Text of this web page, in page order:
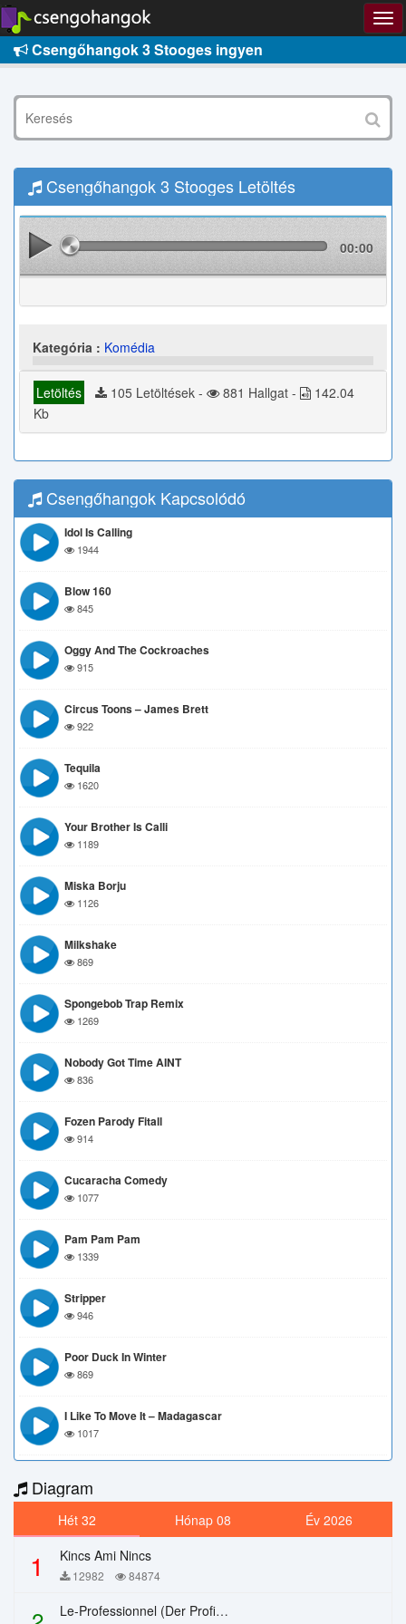
Csengőhangok 3 Stooges ingyen
Csengőhangok 3 Stooges Letöltés
00:00
Kategória : Komédia
Letöltés 105 Letöltések - 881 Hallgat -
142.04
Kb
Csengőhangok Kapcsolódó
Idol Is Calling
1944
Blow 160
845
Oggy And The Cockroaches
915
Circus Toons – James Brett
922
Tequila
1620
Your Brother Is Calli
1189
Miska Borju
1126
Milkshake
869
Spongebob Trap Remix
1269
Nobody Got Time AINT
836
Fozen Parody Fitall
914
Cucaracha Comedy
1077
Pam Pam Pam
1339
Stripper
946
Poor Duck In Winter
869
I Like To Move It – Madagascar
1017
Diagram
Hét 32 Hónap 08 Év 2026
1 Kincs Ami Nincs
12982 84874
Le-Professionnel (Der Profi) – Chi Mai